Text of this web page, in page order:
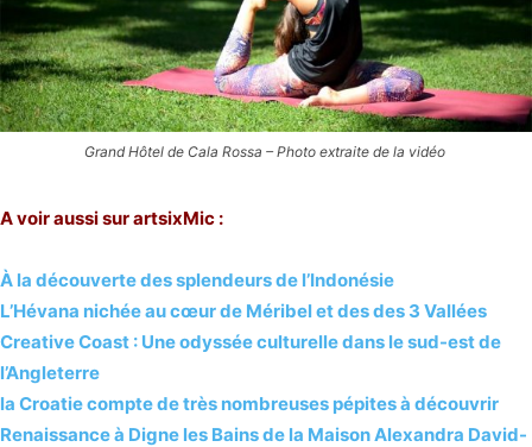
Grand Hôtel de Cala Rossa –Photo extraite de la vidéo
A voir aussi sur artsixMic :
À la découverte des splendeurs de l’Indonésie
L’Hévana nichée au cœur de Méribel et des des 3 Vallées
Creative Coast : Une odyssée culturelle dans le sud-est de
l’Angleterre
la Croatie compte de très nombreuses pépites à découvrir
Renaissance à Digne les Bains de la Maison Alexandra David-